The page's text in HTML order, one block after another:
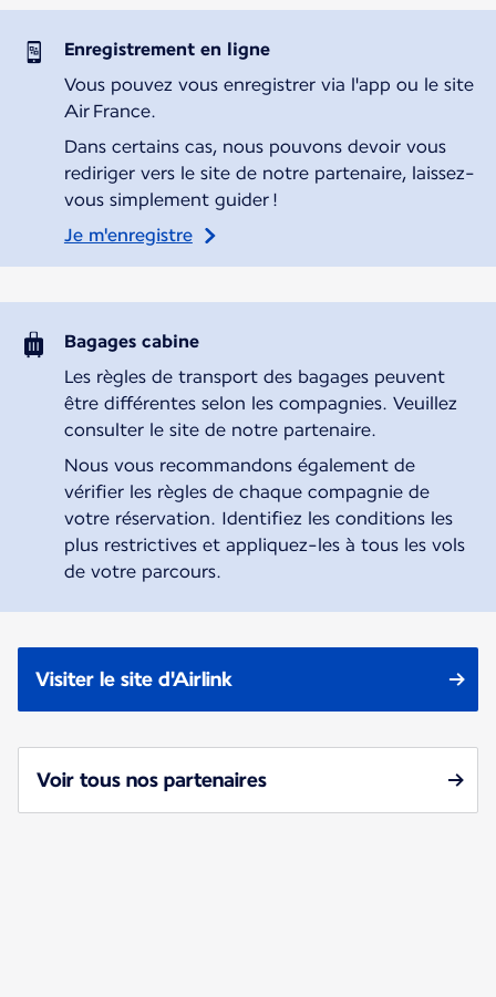
Enregistrement en ligne
Vous pouvez vous enregistrer via l'app ou le site
Air France.
Dans certains cas, nous pouvons devoir vous
rediriger vers le site de notre partenaire, laissez-
vous simplement guider !
Je m'enregistre
Bagages cabine
Les règles de transport des bagages peuvent
être différentes selon les compagnies. Veuillez
consulter le site de notre partenaire.
Nous vous recommandons également de
vérifier les règles de chaque compagnie de
votre réservation. Identifiez les conditions les
plus restrictives et appliquez-les à tous les vols
de votre parcours.
Visiter le site d'Airlink
Voir tous nos partenaires